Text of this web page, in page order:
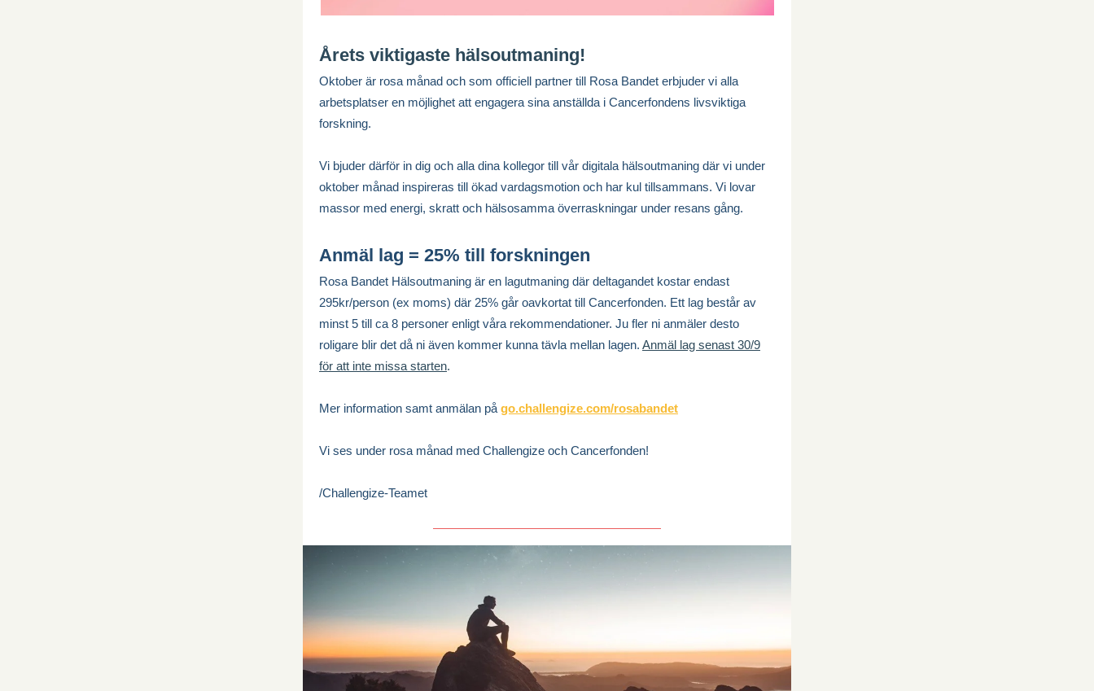
Årets viktigaste hälsoutmaning!
Oktober är rosa månad och som officiell partner till Rosa Bandet erbjuder vi alla
arbetsplatser en möjlighet att engagera sina anställda i Cancerfondens livsviktiga
forskning.
Vi bjuder därför in dig och alla dina kollegor till vår digitala hälsoutmaning där vi under
oktober månad inspireras till ökad vardagsmotion och har kul tillsammans. Vi lovar
massor med energi, skratt och hälsosamma överraskningar under resans gång.
Anmäl lag = 25% till forskningen
Rosa Bandet Hälsoutmaning är en lagutmaning där deltagandet kostar endast
295kr/person (ex moms) där 25% går oavkortat till Cancerfonden. Ett lag består av
minst 5 till ca 8 personer enligt våra rekommendationer. Ju fler ni anmäler desto
roligare blir det då ni även kommer kunna tävla mellan lagen. Anmäl lag senast 30/9
för att inte missa starten.
Mer information samt anmälan på go.challengize.com/rosabandet
Vi ses under rosa månad med Challengize och Cancerfonden!
/Challengize-Teamet